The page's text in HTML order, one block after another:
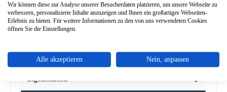
Beschreibung
Mehr
Eigenschaften
Wir können diese zur Analyse unserer Besucherdaten platzieren, um unsere Webseite zu
verbessern, personalisierte Inhalte anzuzeigen und Ihnen ein großartiges Webseiten-
Erlebnis zu bieten. Für weitere Informationen zu den von uns verwendeten Cookies
öffnen Sie die Einstellungen.
Alle akzeptieren Nein, anpassen